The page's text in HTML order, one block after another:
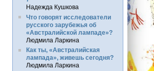
Надежда Кушкова
Что говорят исследователи
русского зарубежья об
«Австралийской лампаде»?
Людмила Ларкина
Как ты, «Австралийская
лампада», живешь сегодня?
Людмила Ларкина